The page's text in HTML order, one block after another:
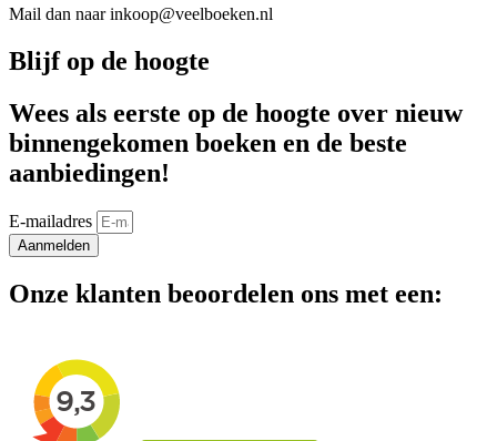
Mail dan naar inkoop@veelboeken.nl
Blijf op de hoogte
Wees als eerste op de hoogte over nieuw
binnengekomen boeken en de beste
aanbiedingen!
E-mailadres
Aanmelden
Onze klanten beoordelen ons met een: